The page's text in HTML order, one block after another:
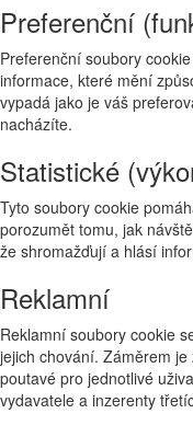
Preferenční
Preferenční soubory
informace, které mění
vypadá jako je váš
nacházíte.
Statistické
Tyto soubory cookie
porozumět tomu, jak
že shromažďují a hlásí
Reklamní
Reklamní soubory cookie
jejich chování. Záměrem
poutavé pro jednotlivé
vydavatele a inzerenty